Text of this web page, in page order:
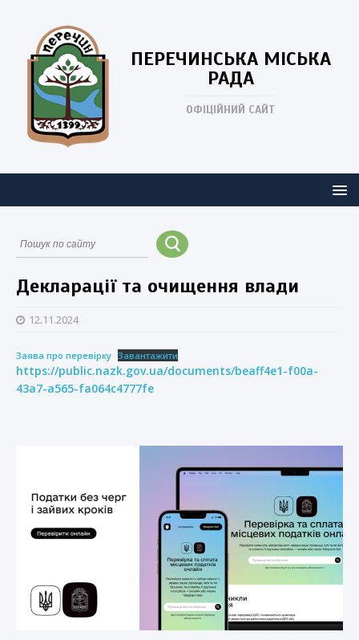
ПЕРЕЧИНСЬКА МІСЬКА
РАДА
ОФІЦІЙНИЙ САЙТ
Декларації та очищення влади
12.11.2024
Заява про перевірку Завантажити
https://public.nazk.gov.ua/documents/beaff4e1-f00a-
43a7-a565-fa064c4777fe